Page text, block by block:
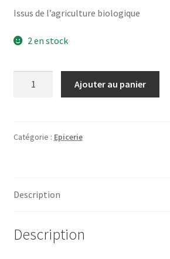
Issus de l’agriculture biologique
2 en stock
Instant
Ajouter au panier
Catégorie : Epicerie
Description
Description